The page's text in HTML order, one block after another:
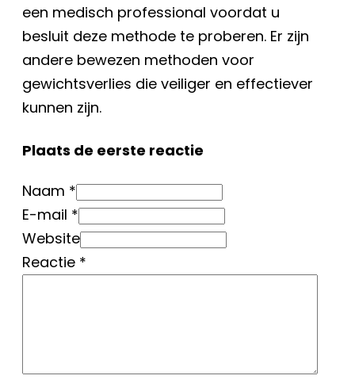
een medisch professional voordat u
besluit deze methode te proberen. Er zijn
andere bewezen methoden voor
gewichtsverlies die veiliger en effectiever
kunnen zijn.
Plaats de eerste reactie
Naam *
E-mail *
Website
Reactie *